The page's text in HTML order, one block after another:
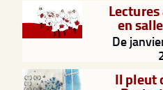
en
De
Il pleut